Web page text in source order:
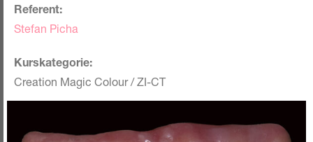
Referent:
Stefan Picha
Kurskategorie:
Creation Magic Colour / ZI-CT